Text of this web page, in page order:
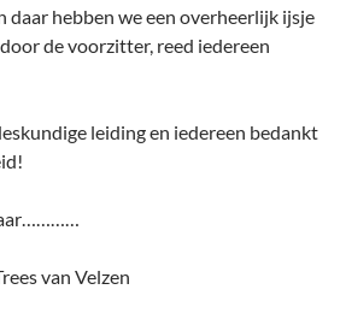
daar hebben we een overheerlijk ijsje
de voorzitter, reed iedereen
leiding en iedereen bedankt
van Velzen